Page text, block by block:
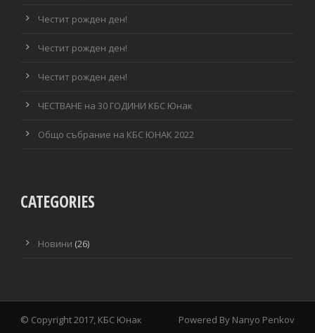
Честит рожден ден!
Честит рожден ден!
Честит рожден ден!
ЧЕСТВАНЕ на 30 ГОДИНИ КБС Юнак
Общо събрание на КБС ЮНАК 2022
CATEGORIES
Новини (26)
© Copyright 2017, КБС Юнак Powered By Nanyo Penkov